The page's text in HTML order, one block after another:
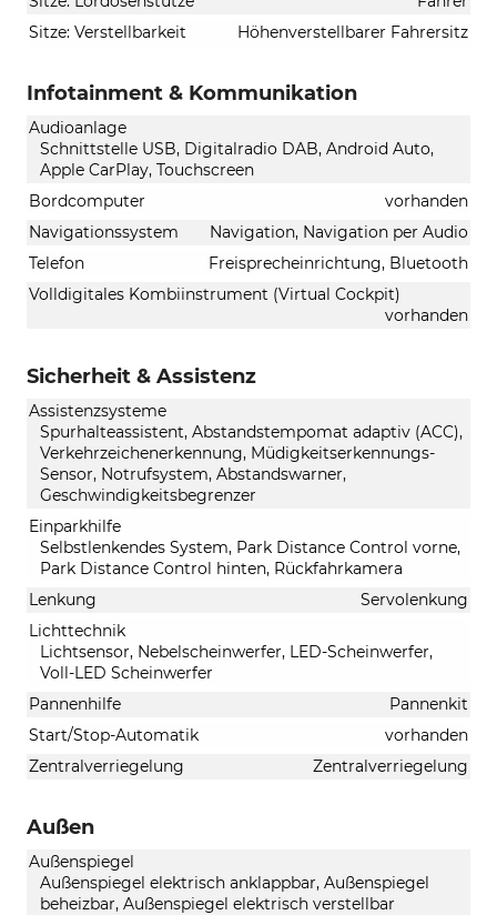
Sitze: Verstellbarkeit
Höhenverstellbarer Fahrersitz
Infotainment & Kommunikation
Audioanlage
Schnittstelle USB, Digitalradio DAB, Android Auto,
Apple CarPlay, Touchscreen
Bordcomputer
vorhanden
Navigationssystem
Navigation, Navigation per Audio
Telefon
Freisprecheinrichtung, Bluetooth
Volldigitales Kombiinstrument (Virtual Cockpit)
vorhanden
Sicherheit & Assistenz
Assistenzsysteme
Spurhalteassistent, Abstandstempomat adaptiv (ACC),
Verkehrzeichenerkennung, Müdigkeitserkennungs-
Sensor, Notrufsystem, Abstandswarner,
Geschwindigkeitsbegrenzer
Einparkhilfe
Selbstlenkendes System, Park Distance Control vorne,
Park Distance Control hinten, Rückfahrkamera
Lenkung
Servolenkung
Lichttechnik
Lichtsensor, Nebelscheinwerfer, LED-Scheinwerfer,
Voll-LED Scheinwerfer
Pannenhilfe
Pannenkit
Start/Stop-Automatik
vorhanden
Zentralverriegelung
Zentralverriegelung
Außen
Außenspiegel
Außenspiegel elektrisch anklappbar, Außenspiegel
beheizbar, Außenspiegel elektrisch verstellbar